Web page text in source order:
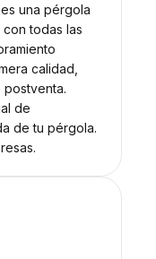
una pérgola
todas las
calidad,
de
de tu pérgola.